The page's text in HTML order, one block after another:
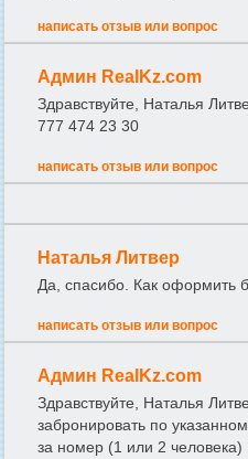
написать отзыв или вопрос
Админ RealKz.com
Здравствуйте, Наталья
777 474 23 30
написать отзыв или вопрос
Наталья Литвер
Да, спасибо. Как оформить
написать отзыв или вопрос
Админ RealKz.com
Здравствуйте, Наталья
забронировать по
за номер (1 или 2 человека)